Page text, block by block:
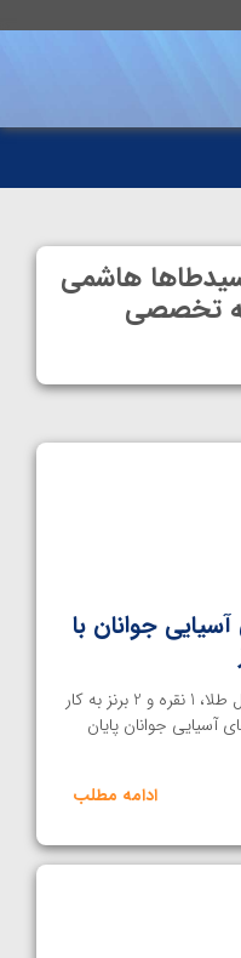
هاشمی
تخصصی
آسیایی جوانان با
خانه کشتی | تیم ایران با کسب 3 مدال طلا، 1 نقره و 2 برنز به کار
آسیایی جوانان پایان
ادامه مطلب